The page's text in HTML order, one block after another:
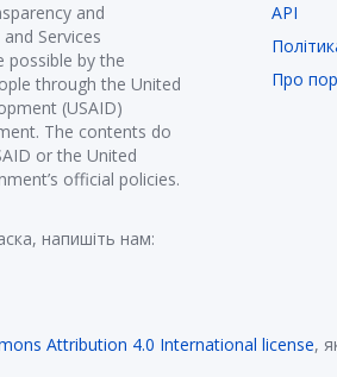
and
Services
possible by the
through the United
(USAID)
The contents do
or the United
official policies.
напишіть нам:
API
Про
Attribution 4.0 International license,